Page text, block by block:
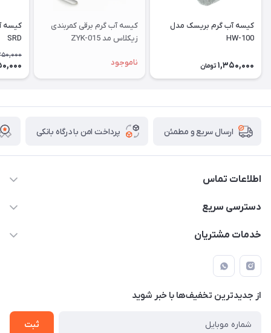
کیسه آب گرم بریسک مدل
HW-100
1,350,000 تومان
کیسه آب گرم برقی کمربندی
زیکلاس مد ZYK-015
ناموجود
کیسه
SRD
ارسال سریع و مطمئن پرداخت امن با درگاه بانکی
اطلاعات تماس
09171843500 و 07152240182
دسترسی سریع
حساب کاربری
لیست محصولات
درباره ما
خدمات مشتریان
راهنما
قوانین و مقررات
حریم خصوصی
از جدید‌ترین تخفیف‌ها با‌ خبر شوید
ثبت